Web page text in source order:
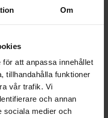
Om
att anpassa innehållet
tillhandahålla funktioner
vår trafik. Vi
och annan
sociala medier och
och Kaminboden
att göra affärer
på UC Risk Företag